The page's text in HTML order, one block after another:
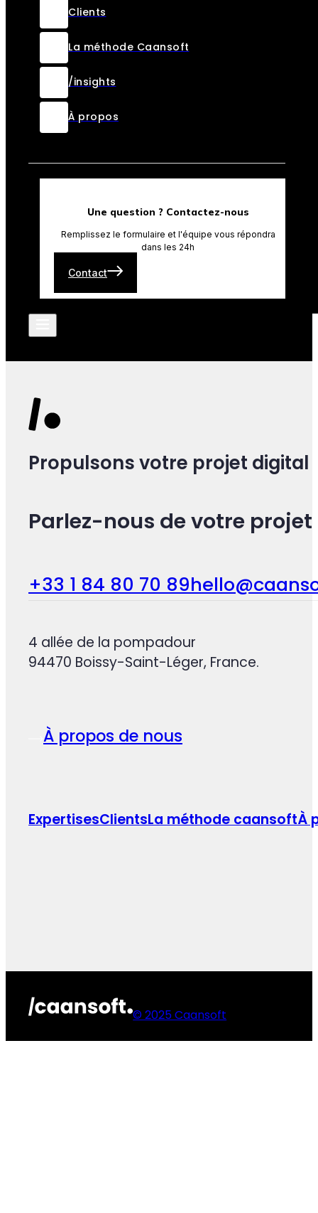
Clients
La méthode Caansoft
/insights
À propos
Une question ? Contactez-nous
Remplissez le formulaire et l'équipe vous répondra
dans les 24h
Contact
Propulsons votre projet digital
Parlez-nous de votre projet
+33 1 84 80 70 89
4 allée de la pompadour
94470 Boissy-Saint-Léger, France.
ExpertisesClientsLa méthode caansoftÀ
À propos de nous
© 2025 Caansoft